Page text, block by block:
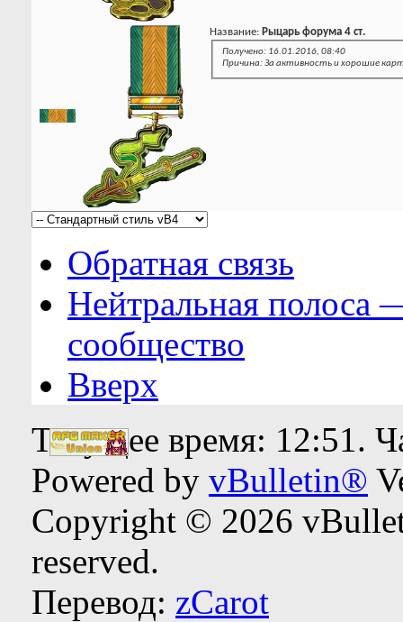
Название: Рыцарь форума 4 ст.
Получено: 16.01.2016, 08:40
Причина: За активность и хорошие
Обратная связь
Нейтральная полоса
сообщество
Вверх
Текущее время: 12:51.
Powered by vBulletin®
Copyright © 2026
reserved.
Перевод: zCarot